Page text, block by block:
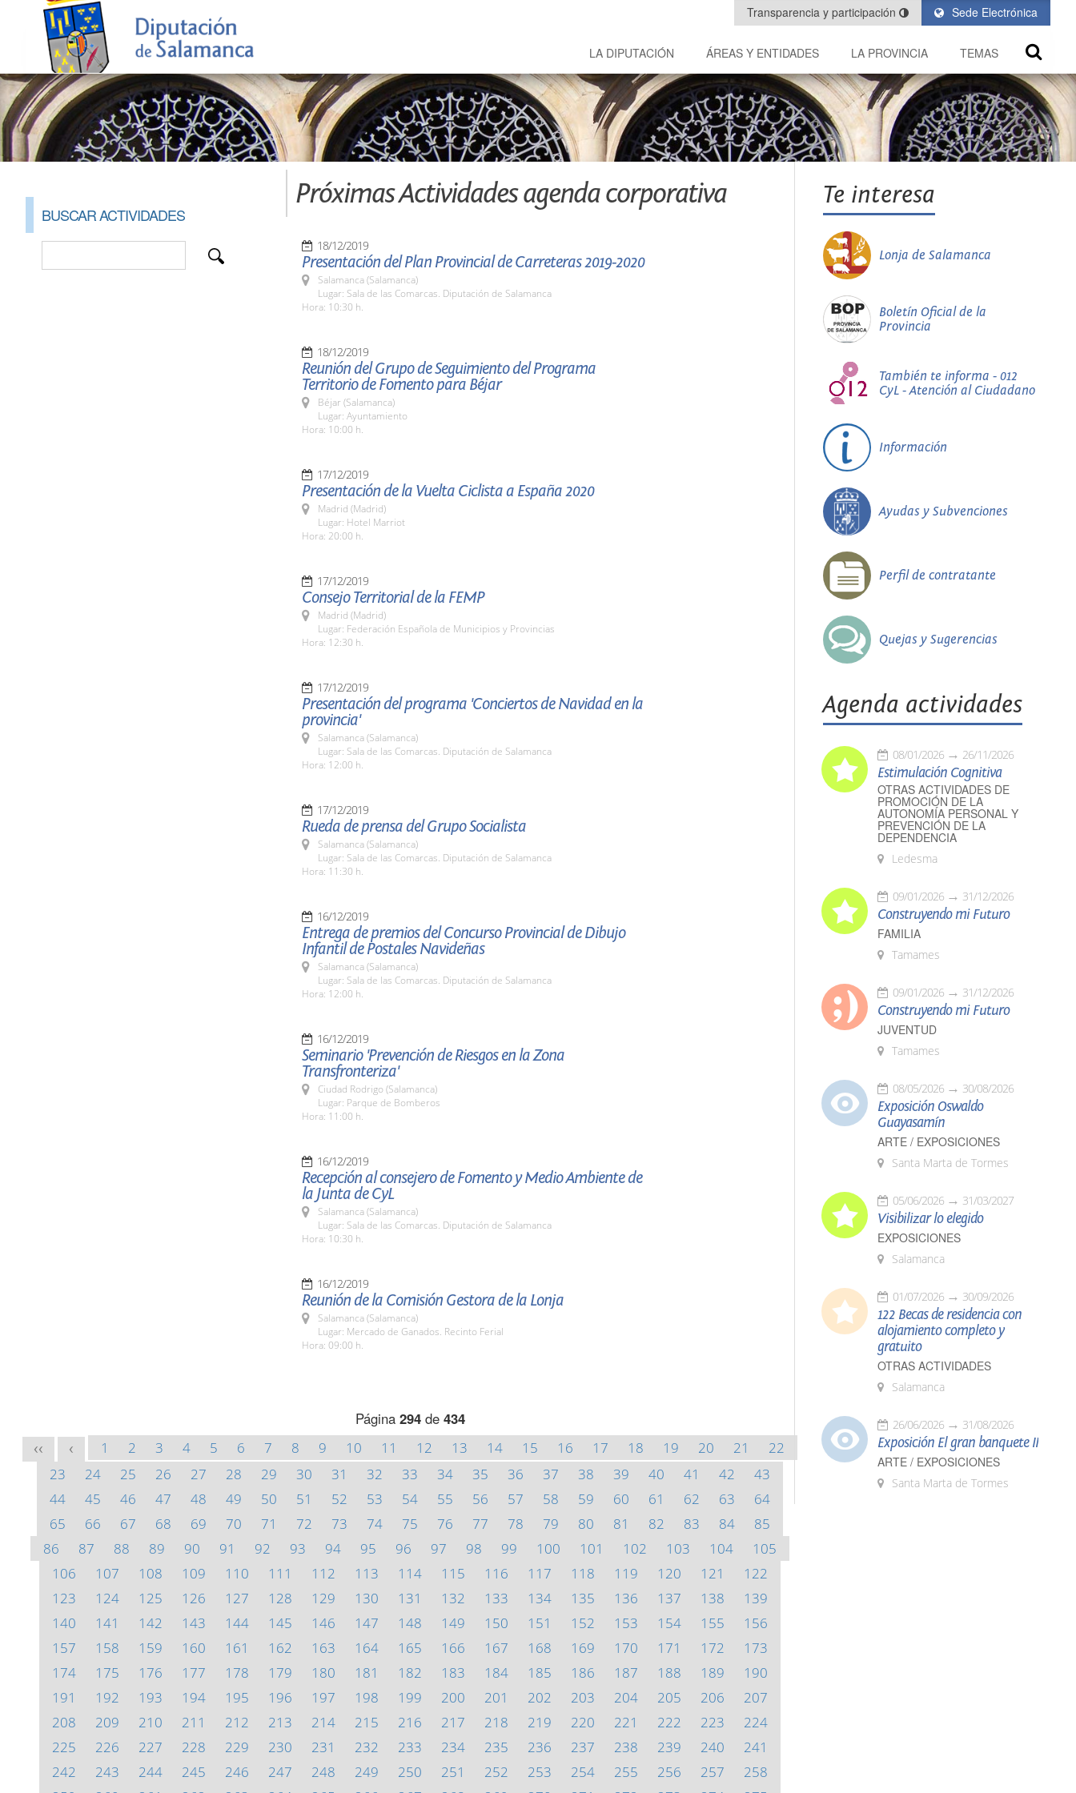
Sede Electrónica
Transparencia y participación
LA DIPUTACIÓN ÁREAS Y ENTIDADES LA PROVINCIA TEMAS
BUSCAR ACTIVIDADES
Próximas Actividades agenda corporativa
18/12/2019
Presentación del Plan Provincial de Carreteras 2019-2020
Salamanca (Salamanca)
Lugar: Sala de las Comarcas. Diputación de Salamanca
Hora: 10:30 h.
18/12/2019
Reunión del Grupo de Seguimiento del Programa
Territorio de Fomento para Béjar
Béjar (Salamanca)
Lugar: Ayuntamiento
Hora: 10:00 h.
17/12/2019
Presentación de la Vuelta Ciclista a España 2020
Madrid (Madrid)
Lugar: Hotel Marriot
Hora: 20:00 h.
17/12/2019
Consejo Territorial de la FEMP
Madrid (Madrid)
Lugar: Federación Española de Municipios y Provincias
Hora: 12:30 h.
17/12/2019
Presentación del programa 'Conciertos de Navidad en la
provincia'
Salamanca (Salamanca)
Lugar: Sala de las Comarcas. Diputación de Salamanca
Hora: 12:00 h.
17/12/2019
Rueda de prensa del Grupo Socialista
Salamanca (Salamanca)
Lugar: Sala de las Comarcas. Diputación de Salamanca
Hora: 11:30 h.
16/12/2019
Entrega de premios del Concurso Provincial de Dibujo
Infantil de Postales Navideñas
Salamanca (Salamanca)
Lugar: Sala de las Comarcas. Diputación de Salamanca
Hora: 12:00 h.
16/12/2019
Seminario 'Prevención de Riesgos en la Zona
Transfronteriza'
Ciudad Rodrigo (Salamanca)
Lugar: Parque de Bomberos
Hora: 11:00 h.
16/12/2019
Recepción al consejero de Fomento y Medio Ambiente de
la Junta de CyL
Salamanca (Salamanca)
Lugar: Sala de las Comarcas. Diputación de Salamanca
Hora: 10:30 h.
16/12/2019
Reunión de la Comisión Gestora de la Lonja
Salamanca (Salamanca)
Lugar: Mercado de Ganados. Recinto Ferial
Hora: 09:00 h.
Página 294de 434
<< < 1 2 3 4 5 6 7 8 9 10 11 12 13 14 15 16 17 18 19 20 21
22
23
24 25 26 27 28 29 30 31 32 33 34 35 36 37 38 39 40 41 42
43
44
45 46 47 48 49 50 51 52 53 54 55 56 57 58 59 60 61 62 63
64
65
66 67 68 69 70 71 72 73 74 75 76 77 78 79 80 81 82 83 84
85
86
87 88 89 90 91 92 93 94 95 96 97 98 99 100 101 102 103 104
105
106
107 108 109 110 111 112 113 114 115 116 117 118 119 120 121
122
123
124 125 126 127 128 129 130 131 132 133 134 135 136 137 138
139
140
141 142 143 144 145 146 147 148 149 150 151 152 153 154 155
156
157
158 159 160 161 162 163 164 165 166 167 168 169 170 171 172
173
174
175 176 177 178 179 180 181 182 183 184 185 186 187 188 189
190
191
192 193 194 195 196 197 198 199 200 201 202 203 204 205 206
207
208
209 210 211 212 213 214 215 216 217 218 219 220 221 222 223
224
225
226 227 228 229 230 231 232 233 234 235 236 237 238 239 240
241
242
243 244 245 246 247 248 249 250 251 252 253 254 255 256 257
258
Te interesa
Lonja de Salamanca
Boletín Oficial de la
Provincia
También te informa - 012
CyL - Atención al Ciudadano
Información
Ayudas y Subvenciones
Perfil de contratante
Quejas y Sugerencias
Agenda actividades
08/01/2026 26/11/2026
Estimulación Cognitiva
OTRAS ACTIVIDADES DE
PROMOCIÓN DE LA
AUTONOMÍA PERSONAL Y
PREVENCIÓN DE LA
DEPENDENCIA
Ledesma
09/01/2026 31/12/2026
Construyendo mi Futuro
FAMILIA
Tamames
09/01/2026 31/12/2026
Construyendo mi Futuro
JUVENTUD
Tamames
08/05/2026 30/08/2026
Exposición Oswaldo
Guayasamín
ARTE / EXPOSICIONES
Santa Marta de Tormes
05/06/2026 31/03/2027
Visibilizar lo elegido
EXPOSICIONES
Salamanca
01/07/2026 30/09/2026
122 Becas de residencia con
alojamiento completo y
gratuito
OTRAS ACTIVIDADES
Salamanca
26/06/2026 31/08/2026
Exposición El gran banquete II
ARTE / EXPOSICIONES
Santa Marta de Tormes